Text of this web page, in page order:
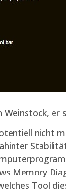
Weinstock,
nicht
Memory
Tool